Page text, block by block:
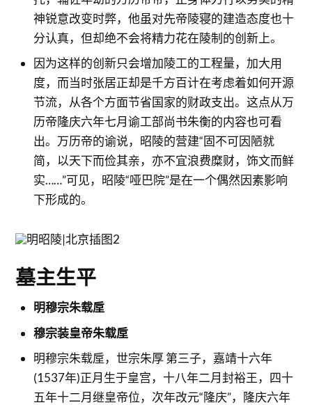
神锐意改变时弊，他虽对先帝陵寝的建造态度也十
分认真，但却绝不会将精力花在陵制的创新上。
因为这样的创新只会增加陵工的工程量，加大用
度，而当时张居正却是千方百计在考虑着如何开源
节流，从各个方面节省国家的财政支出。这点从万
历帝隆庆六年七月谕工部尚书朱衡的内容也可看
出。万历帝的谕说，昭陵的营建“固不可因陋就
简，以天下而俭其亲，亦不宜浪费糜财，饰文而鲜
实……”可见，昭陵“哑巴院”是在一个偶然因素影响
下形成的。
墓主生平
明穆宗朱载垕
穆宗装皇帝朱载垕
明穆宗朱载垕，世宗朱厚 第三子，嘉靖十六年
(1537年)正月生于皇宫，十八年二月封裕王，四十
五年十二月继皇帝位，次年改元“隆庆”，隆庆六年